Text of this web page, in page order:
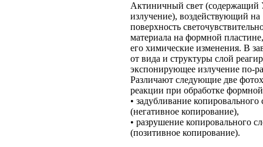
Актиничный свет
излучение), воздействующий на
поверхность
материала на формной
его химические изменения. В
от вида и структуры слой
экспонирующее излучение по-
Различают следующие две
реакции при обработке
• задубливание копировального
(негативное копирование),
• разрушение копировального
(позитивное копирование).